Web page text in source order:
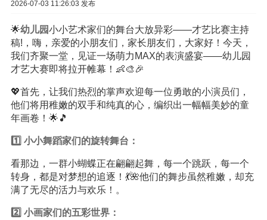
2026-07-03 11:26:03 发布
🌟幼儿园小小艺术家们的舞台大放异彩——才艺比赛主持
稿!，嗨，亲爱的小朋友们，家长朋友们，大家好！今天，
我们齐聚一堂，见证一场萌力MAX的表演盛宴——幼儿园
才艺大赛即将拉开帷幕！👶🎨🎉
💖首先，让我们热烈的掌声欢迎每一位勇敢的小演员们，
他们将用稚嫩的双手和纯真的心，编织出一幅幅美妙的童
年画卷！🌟🎵
1️⃣ 小小舞蹈家们的旋转舞台：
看那边，一群小蝴蝶正在翩翩起舞，每一个跳跃，每一个
转身，都是对梦想的追逐！💃🌺他们的舞步虽然稚嫩，却充
满了无尽的活力与欢乐！。
2️⃣ 小画家们的五彩世界：